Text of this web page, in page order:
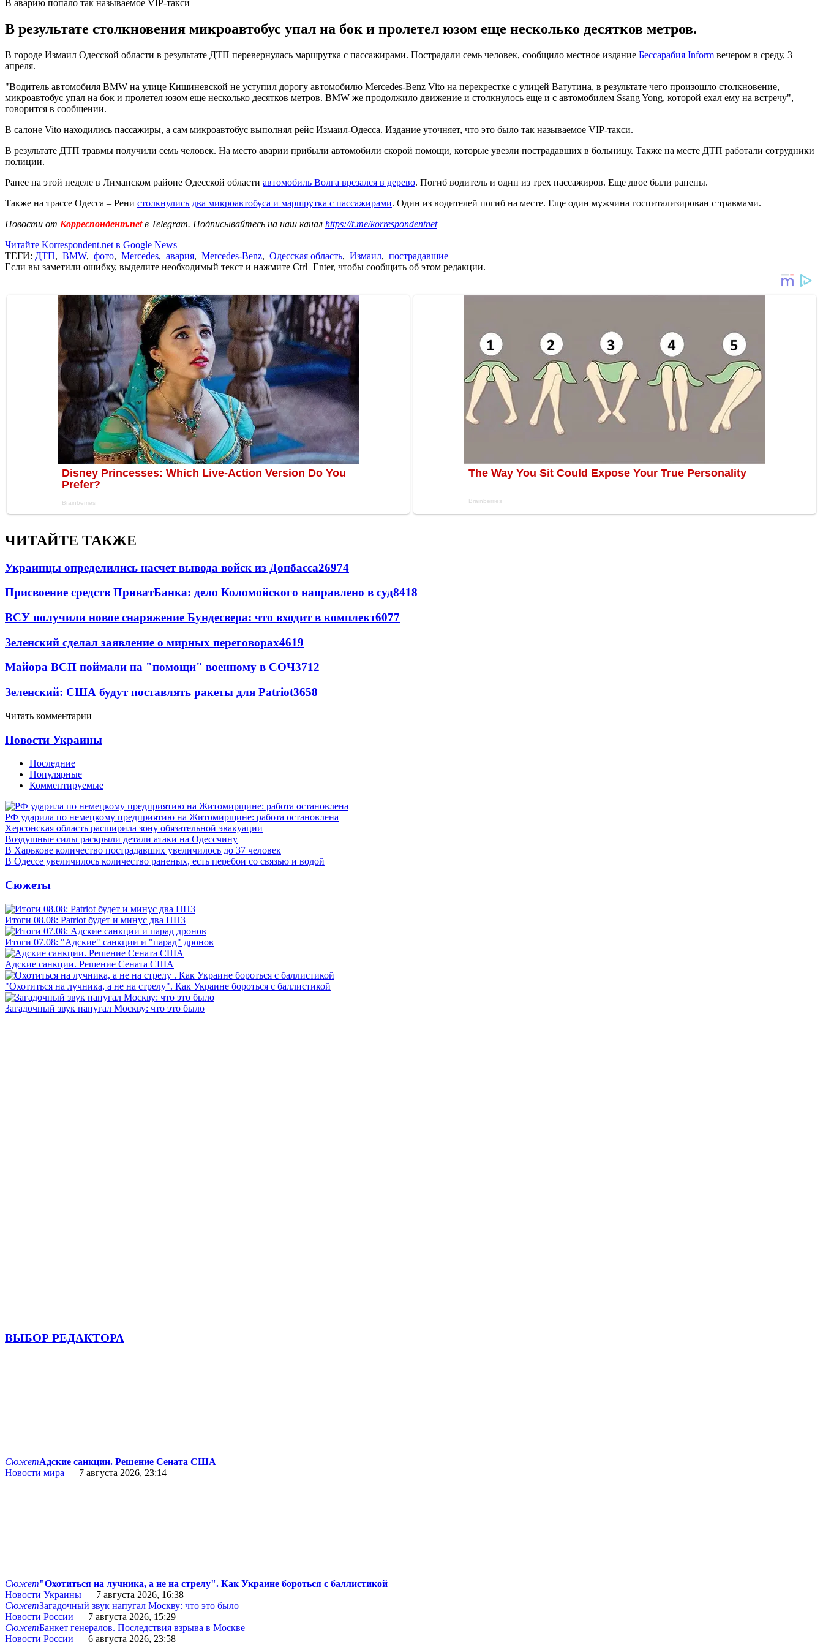
В аварию попало так называемое VIP-такси
В результате столкновения микроавтобус упал на бок и пролетел юзом еще несколько десятков метров.
В городе Измаил Одесской области в результате ДТП перевернулась маршрутка с пассажирами. Пострадали семь человек, сообщило местное издание Бессарабия Inform вечером в среду, 3
апреля.
"Водитель автомобиля BMW на улице Кишиневской не уступил дорогу автомобилю Mercedes-Benz Vito на перекрестке с улицей Ватутина, в результате чего произошло столкновение,
микроавтобус упал на бок и пролетел юзом еще несколько десятков метров. BMW же продолжило движение и столкнулось еще и с автомобилем Ssang Yong, которой ехал ему на встречу", –
говорится в сообщении.
В салоне Vito находились пассажиры, а сам микроавтобус выполнял рейс Измаил-Одесса. Издание уточняет, что это было так называемое VIP-такси.
В результате ДТП травмы получили семь человек. На место аварии прибыли автомобили скорой помощи, которые увезли пострадавших в больницу. Также на месте ДТП работали сотрудники
полиции.
Ранее на этой неделе в Лиманском районе Одесской области автомобиль Волга врезался в дерево. Погиб водитель и один из трех пассажиров. Еще двое были ранены.
Также на трассе Одесса – Рени столкнулись два микроавтобуса и маршрутка с пассажирами. Один из водителей погиб на месте. Еще один мужчина госпитализирован с травмами.
Новости от Корреспондент.netв Telegram. Подписывайтесь на наш канал https://t.me/korrespondentnet
Читайте Korrespondent.net в Google News
ТЕГИ: ДТП, BMW, фото, Mercedes, авария, Mercedes-Benz, Одесская область, Измаил, пострадавшие
Если вы заметили ошибку, выделите необходимый текст и нажмите Ctrl+Enter, чтобы сообщить об этом редакции.
ЧИТАЙТЕ ТАКЖЕ
Украинцы определились насчет вывода войск из Донбасса26974
Присвоение средств ПриватБанка: дело Коломойского направлено в суд8418
ВСУ получили новое снаряжение Бундесвера: что входит в комплект6077
Зеленский сделал заявление о мирных переговорах4619
Майора ВСП поймали на "помощи" военному в СОЧ3712
Зеленский: США будут поставлять ракеты для Patriot3658
Читать комментарии
Новости Украины
Последние
Популярные
Комментируемые
РФ ударила по немецкому предприятию на Житомирщине: работа остановлена
Херсонская область расширила зону обязательной эвакуации
Воздушные силы раскрыли детали атаки на Одессчину
В Харькове количество пострадавших увеличилось до 37 человек
В Одессе увеличилось количество раненых, есть перебои со связью и водой
Сюжеты
Итоги 08.08: Patriot будет и минус два НПЗ
Итоги 07.08: "Адские" санкции и "парад" дронов
Адские санкции. Решение Сената США
"Охотиться на лучника, а не на стрелу". Как Украине бороться с баллистикой
Загадочный звук напугал Москву: что это было
ВЫБОР РЕДАКТОРА
СюжетАдские санкции. Решение Сената США
Новости мира — 7 августа 2026, 23:14
Сюжет"Охотиться на лучника, а не на стрелу". Как Украине бороться с баллистикой
Новости Украины — 7 августа 2026, 16:38
СюжетЗагадочный звук напугал Москву: что это было
Новости России — 7 августа 2026, 15:29
СюжетБанкет генералов. Последствия взрыва в Москве
Новости России — 6 августа 2026, 23:58